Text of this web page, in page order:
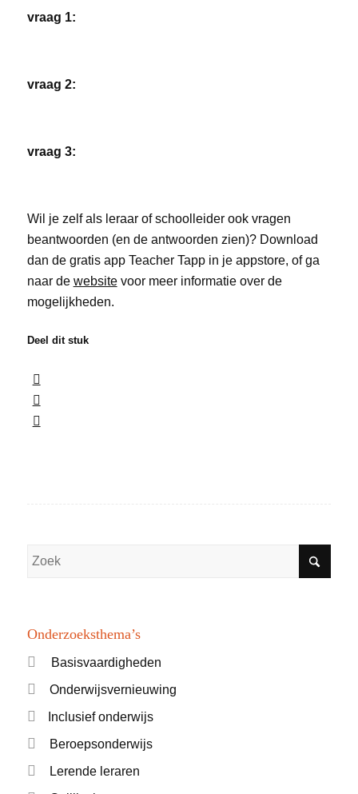
vraag 1:
vraag 2:
vraag 3:
Wil je zelf als leraar of schoolleider ook vragen
beantwoorden (en de antwoorden zien)? Download
dan de gratis app Teacher Tapp in je appstore, of ga
naar de websitevoor meer informatie over de
mogelijkheden.
Deel dit stuk
Onderzoeksthema’s
Basisvaardigheden
Onderwijsvernieuwing
Inclusief onderwijs
Beroepsonderwijs
Lerende leraren